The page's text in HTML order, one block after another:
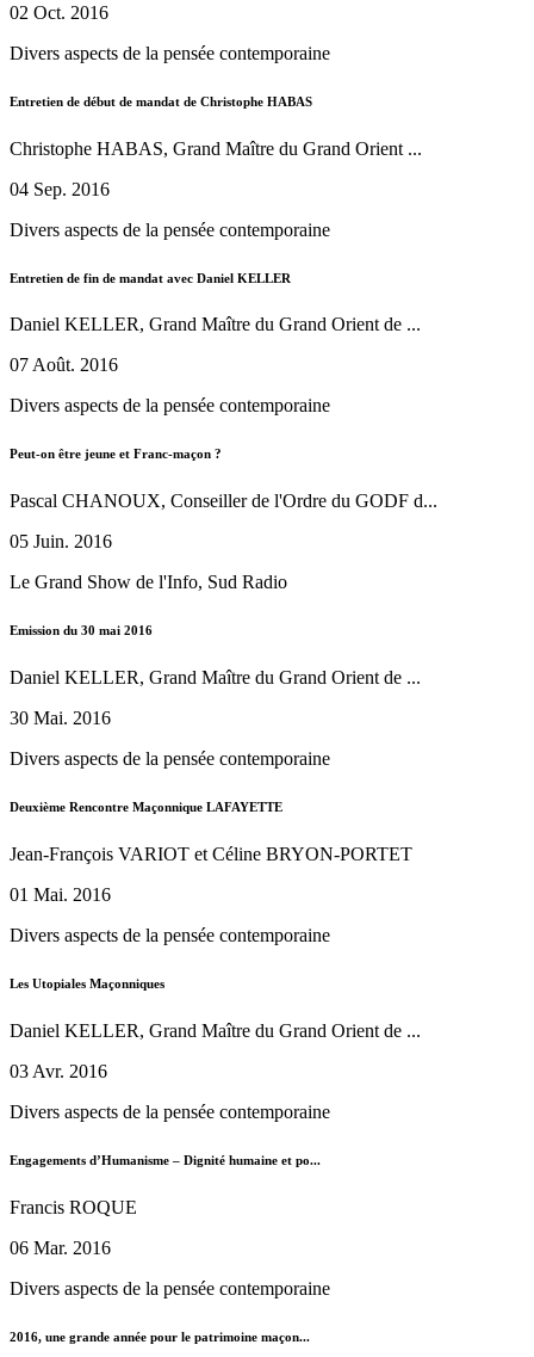
02 Oct. 2016
Divers aspects de la pensée contemporaine
Entretien de début de mandat de Christophe HABAS
Christophe HABAS, Grand Maître du Grand Orient ...
04 Sep. 2016
Divers aspects de la pensée contemporaine
Entretien de fin de mandat avec Daniel KELLER
Daniel KELLER, Grand Maître du Grand Orient de ...
07 Août. 2016
Divers aspects de la pensée contemporaine
Peut-on être jeune et Franc-maçon ?
Pascal CHANOUX, Conseiller de l'Ordre du GODF d...
05 Juin. 2016
Le Grand Show de l'Info, Sud Radio
Emission du 30 mai 2016
Daniel KELLER, Grand Maître du Grand Orient de ...
30 Mai. 2016
Divers aspects de la pensée contemporaine
Deuxième Rencontre Maçonnique LAFAYETTE
Jean-François VARIOT et Céline BRYON-PORTET
01 Mai. 2016
Divers aspects de la pensée contemporaine
Les Utopiales Maçonniques
Daniel KELLER, Grand Maître du Grand Orient de ...
03 Avr. 2016
Divers aspects de la pensée contemporaine
Engagements d’Humanisme – Dignité humaine et po...
Francis ROQUE
06 Mar. 2016
Divers aspects de la pensée contemporaine
2016, une grande année pour le patrimoine maçon...